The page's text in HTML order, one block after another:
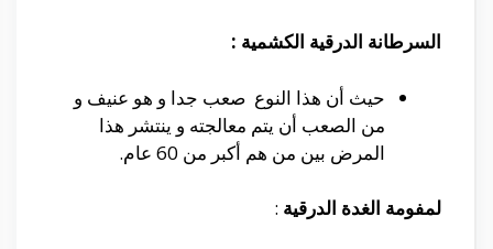
السرطانة الدرقية الكشمية :
حيث أن هذا النوع صعب جدا و هو عنيف و
من الصعب أن يتم معالجته و ينتشر هذا
المرض بين من هم أكبر من 60 عام.
لمفومة الغدة الدرقية :